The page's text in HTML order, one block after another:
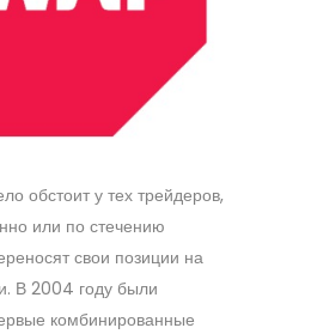
обстоит у тех трейдеров,
или по стечению
свои позиции на
В 2004 году были
комбинированные